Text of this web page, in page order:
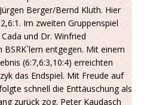
Berger/Bernd Kluth. Hier
Im zweiten Gruppenspiel
und Dr. Winfried
BSRK`lern entgegen. Mit einem
(6:7,6:3,10:4) erreichten
das Endspiel. Mit Freude auf
schnell die Enttäuschung als
zurück zog. Peter Kaudasch